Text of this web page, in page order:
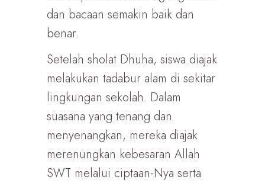
dan bacaan semakin baik dan
benar.
Setelah sholat Dhuha, siswa diajak
melakukan tadabur alam di sekitar
lingkungan sekolah. Dalam
suasana yang tenang dan
menyenangkan, mereka diajak
merenungkan kebesaran Allah
SWT melalui ciptaan-Nya serta